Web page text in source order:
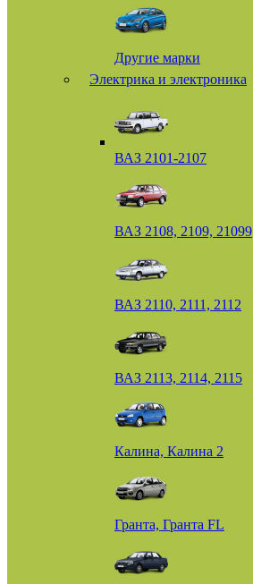
Другие марки
Электрика и электроника
ВАЗ 2101-2107
ВАЗ 2108, 2109, 21099
ВАЗ 2110, 2111, 2112
ВАЗ 2113, 2114, 2115
Калина, Калина 2
Гранта, Гранта FL